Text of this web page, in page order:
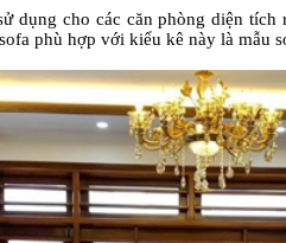
dụng cho các căn phòng diện
phù hợp với kiểu kê này là mẫu